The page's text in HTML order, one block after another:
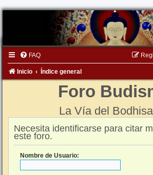
FAQ
Inicio Índice general
Foro
La Vía del
Necesita identificarse para citar
este foro.
Nombre de Usuario: